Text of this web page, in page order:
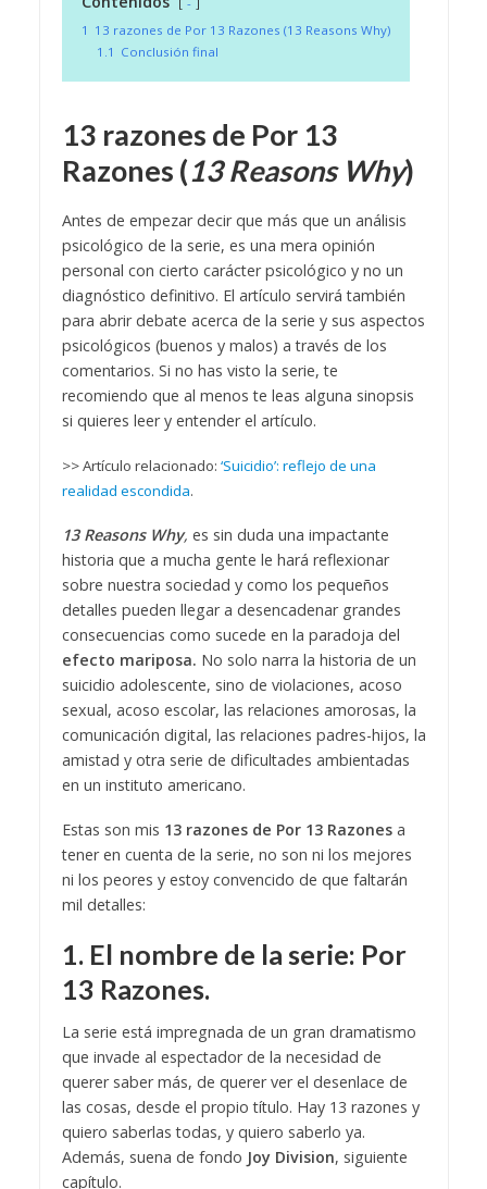
1 13 razones de Por 13 Razones (13 Reasons Why)
1.1 Conclusión final
13 razones de Por 13
Razones (13 Reasons Why)
Antes de empezar decir que más que un análisis
psicológico de la serie, es una mera opinión
personal con cierto carácter psicológico y no un
diagnóstico definitivo. El artículo servirá también
para abrir debate acerca de la serie y sus aspectos
psicológicos (buenos y malos) a través de los
comentarios. Si no has visto la serie, te
recomiendo que al menos te leas alguna sinopsis
si quieres leer y entender el artículo.
>> Artículo relacionado: ‘Suicidio’: reflejo de una
realidad escondida.
13 Reasons Why, es sin duda una impactante
historia que a mucha gente le hará reflexionar
sobre nuestra sociedad y como los pequeños
detalles pueden llegar a desencadenar grandes
consecuencias como sucede en la paradoja del
efecto mariposa. No solo narra la historia de un
suicidio adolescente, sino de violaciones, acoso
sexual, acoso escolar, las relaciones amorosas, la
comunicación digital, las relaciones padres-hijos, la
amistad y otra serie de dificultades ambientadas
en un instituto americano.
Estas son mis 13 razones de Por 13 Razonesa
tener en cuenta de la serie, no son ni los mejores
ni los peores y estoy convencido de que faltarán
mil detalles:
1. El nombre de la serie: Por
13 Razones.
La serie está impregnada de un gran dramatismo
que invade al espectador de la necesidad de
querer saber más, de querer ver el desenlace de
las cosas, desde el propio título. Hay 13 razones y
quiero saberlas todas, y quiero saberlo ya.
Además, suena de fondo Joy Division, siguiente
capítulo.